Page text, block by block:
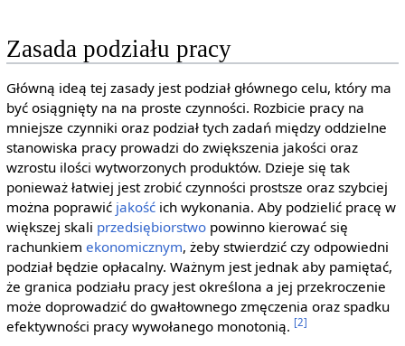
Zasada podziału pracy
Główną ideą tej zasady jest podział głównego celu, który ma
być osiągnięty na na proste czynności. Rozbicie pracy na
mniejsze czynniki oraz podział tych zadań między oddzielne
stanowiska pracy prowadzi do zwiększenia jakości oraz
wzrostu ilości wytworzonych produktów. Dzieje się tak
ponieważ łatwiej jest zrobić czynności prostsze oraz szybciej
można poprawić jakośćich wykonania. Aby podzielić pracę w
większej skali przedsiębiorstwopowinno kierować się
rachunkiem ekonomicznym, żeby stwierdzić czy odpowiedni
podział będzie opłacalny. Ważnym jest jednak aby pamiętać,
że granica podziału pracy jest określona a jej przekroczenie
może doprowadzić do gwałtownego zmęczenia oraz spadku
efektywności pracy wywołanego monotonią. [2]